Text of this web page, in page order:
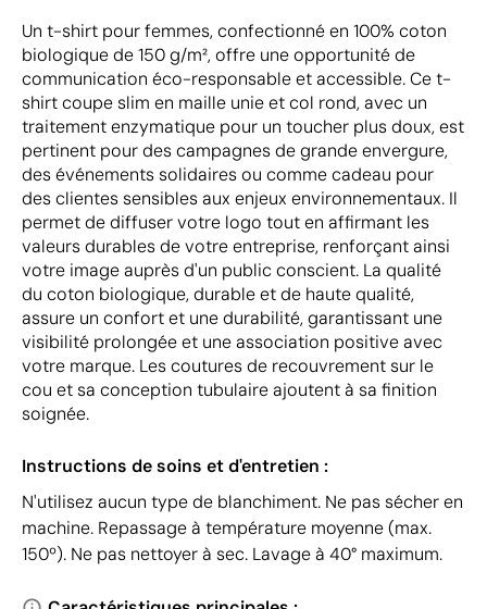
Un t-shirt pour femmes, confectionné en 100% coton
biologique de 150 g/m², offre une opportunité de
communication éco-responsable et accessible. Ce t-
shirt coupe slim en maille unie et col rond, avec un
traitement enzymatique pour un toucher plus doux, est
pertinent pour des campagnes de grande envergure,
des événements solidaires ou comme cadeau pour
des clientes sensibles aux enjeux environnementaux. Il
permet de diffuser votre logo tout en affirmant les
valeurs durables de votre entreprise, renforçant ainsi
votre image auprès d'un public conscient. La qualité
du coton biologique, durable et de haute qualité,
assure un confort et une durabilité, garantissant une
visibilité prolongée et une association positive avec
votre marque. Les coutures de recouvrement sur le
cou et sa conception tubulaire ajoutent à sa finition
soignée.
Instructions de soins et d'entretien :
N'utilisez aucun type de blanchiment. Ne pas sécher en
machine. Repassage à température moyenne (max.
150º). Ne pas nettoyer à sec. Lavage à 40° maximum.